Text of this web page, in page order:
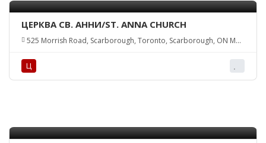
ЦЕРКВА СВ. АННИ/ST. ANNA CHURCH
525 Morrish Road, Scarborough, Toronto, Scarborough, ON M1C
Ц